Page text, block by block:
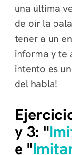
una última
de oír la
tener a un
informa y te
intento es
del habla!
y 3: "
e "